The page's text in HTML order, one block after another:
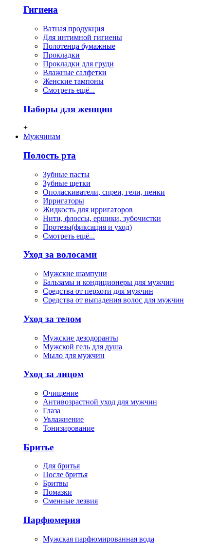
Гигиена
Ватная продукция
Для интимной гигиены
Полотенца бумажные
Прокладки
Прокладки для груди
Влажные салфетки
Женские тампоны
Смотреть ещё...
Наборы для женщин
+
Мужчинам
Полость рта
Зубные пасты
Зубные щетки
Ополаскиватели, спреи, гели, пенки
Ирригаторы
Жидкость для ирригаторов
Нити, флосcы, ершики, зубочистки
Протезы(фиксация и уход)
Смотреть ещё...
Уход за волосами
Мужские шампуни
Бальзамы и кондиционеры для мужчин
Средства от перхоти для мужчин
Средства от выпадения волос для мужчин
Уход за телом
Мужские дезодоранты
Мужской гель для душа
Мыло для мужчин
Уход за лицом
Очищение
Антивозрастной уход для мужчин
Глаза
Увлажнение
Тонизирование
Бритье
Для бритья
После бритья
Бритвы
Помазки
Сменные лезвия
Парфюмерия
Мужская парфюмированная вода